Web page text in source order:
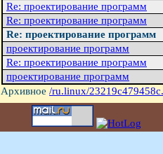
Re: проектирование программ
Re: проектирование программ
Re: проектирование программ
проектирование программ
Re: проектирование программ
проектирование программ
Архивное /ru.linux/